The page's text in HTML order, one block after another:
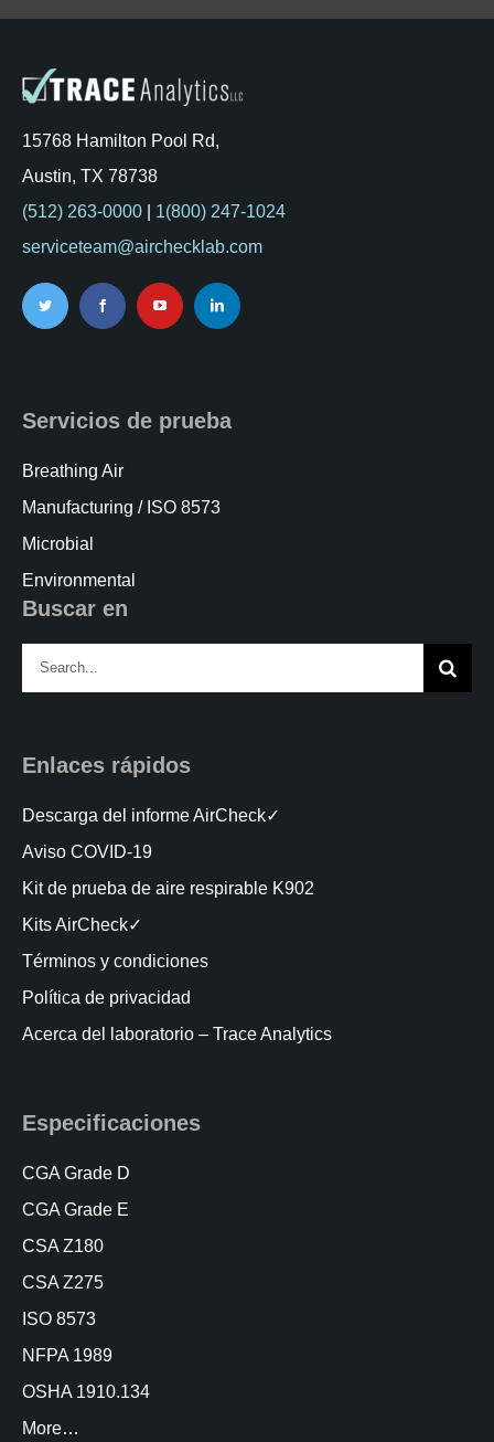
15768 Hamilton Pool Rd,
Austin, TX 78738
(512) 263-0000| 1(800) 247-1024
serviceteam@airchecklab.com
Servicios de prueba
Breathing Air
Manufacturing / ISO 8573
Microbial
Environmental
Buscar en
Search
for:
Enlaces rápidos
Descarga del informe AirCheck✓
Aviso COVID-19
Kit de prueba de aire respirable K902
Kits AirCheck✓
Términos y condiciones
Política de privacidad
Acerca del laboratorio – Trace Analytics
Especificaciones
CGA Grade D
CGA Grade E
CSA Z180
CSA Z275
ISO 8573
NFPA 1989
OSHA 1910.134
More…